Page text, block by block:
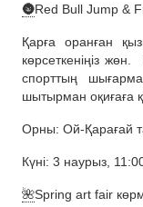
🌚Red Bull Jump &
Қарға оранған
көрсеткеніңіз жөн.
спорттың
шытырман оқиғаға
Орны: Ой-Қарағай
Күні: 3 наурыз,
🌺Spring art fair